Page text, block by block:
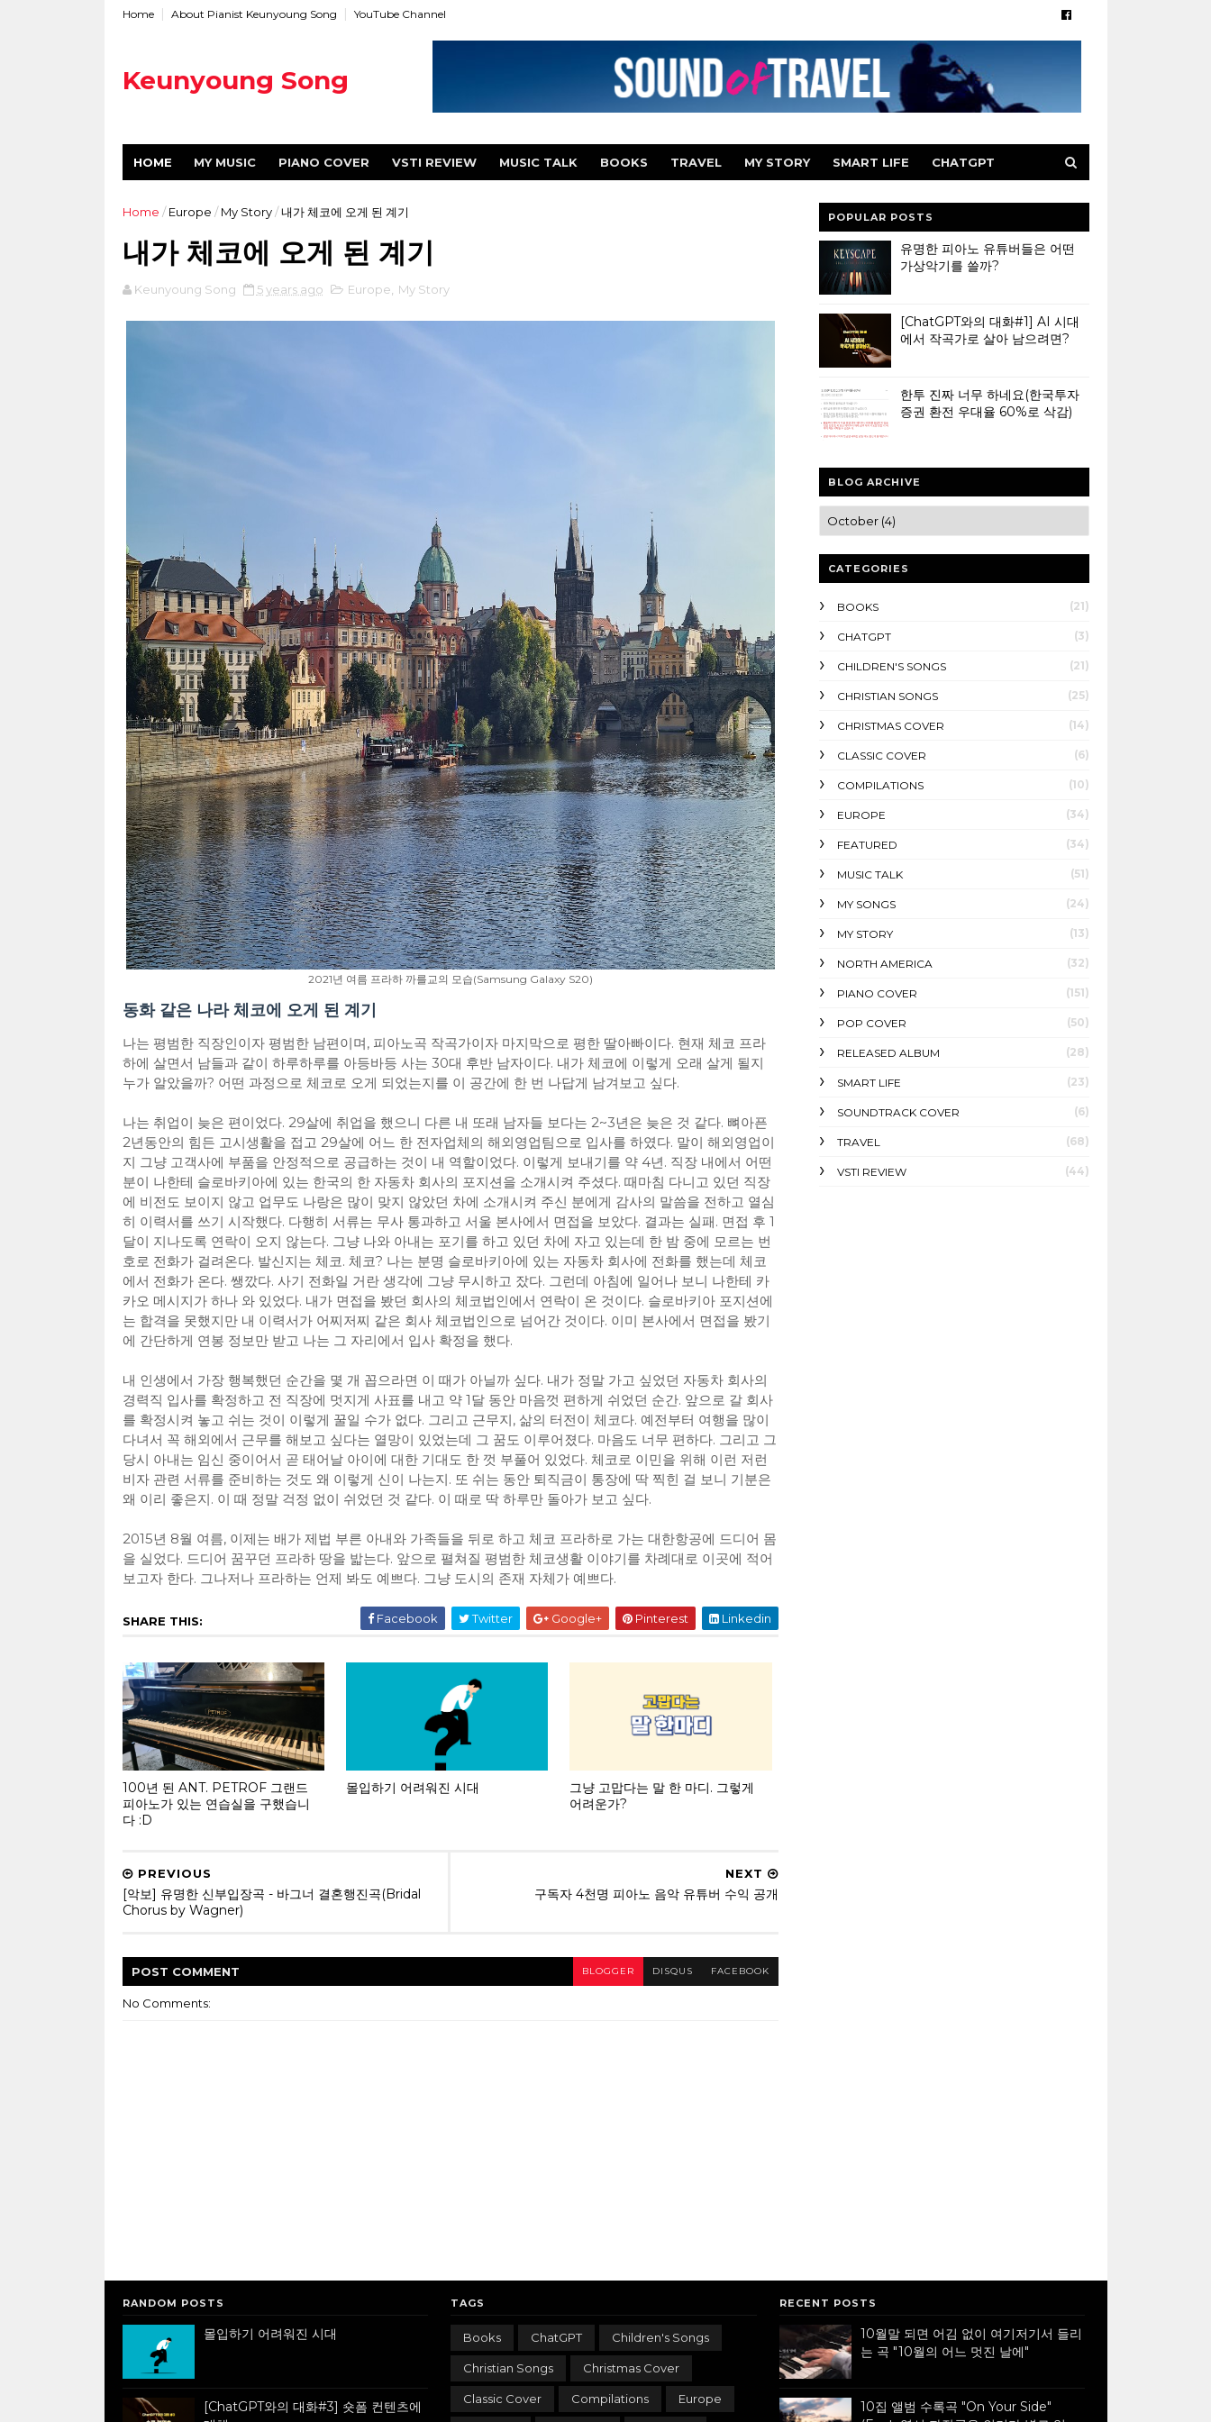
Home About Pianist Keunyoung Song YouTube Channel
Keunyoung Song
HOME MY MUSIC PIANO COVER VSTI REVIEW MUSIC TALK BOOKS TRAVEL MY STORY SMART LIFE CHATGPT
Home / Europe / My Story / 내가 체코에 오게 된 계기
내가 체코에 오게 된 계기
Keunyoung Song 5 years ago Europe My Story
2021년 여름 프라하 까를교의 모습(Samsung Galaxy S20)
동화 같은 나라 체코에 오게 된 계기
나는 평범한 직장인이자 평범한 남편이며, 피아노곡 작곡가이자 마지막으로 평한 딸아빠이다. 현재 체코 프라
하에 살면서 남들과 같이 하루하루를 아등바등 사는 30대 후반 남자이다. 내가 체코에 이렇게 오래 살게 될지
누가 알았을까? 어떤 과정으로 체코로 오게 되었는지를 이 공간에 한 번 나답게 남겨보고 싶다.
나는 취업이 늦은 편이었다. 29살에 취업을 했으니 다른 내 또래 남자들 보다는 2~3년은 늦은 것 같다. 뼈아픈
2년동안의 힘든 고시생활을 접고 29살에 어느 한 전자업체의 해외영업팀으로 입사를 하였다. 말이 해외영업이
지 그냥 고객사에 부품을 안정적으로 공급하는 것이 내 역할이었다. 이렇게 보내기를 약 4년. 직장 내에서 어떤
분이 나한테 슬로바키아에 있는 한국의 한 자동차 회사의 포지션을 소개시켜 주셨다. 때마침 다니고 있던 직장
에 비전도 보이지 않고 업무도 나랑은 많이 맞지 않았던 차에 소개시켜 주신 분에게 감사의 말씀을 전하고 열심
히 이력서를 쓰기 시작했다. 다행히 서류는 무사 통과하고 서울 본사에서 면접을 보았다. 결과는 실패. 면접 후 1
달이 지나도록 연락이 오지 않는다. 그냥 나와 아내는 포기를 하고 있던 차에 자고 있는데 한 밤 중에 모르는 번
호로 전화가 걸려온다. 발신지는 체코. 체코? 나는 분명 슬로바키아에 있는 자동차 회사에 전화를 했는데 체코
에서 전화가 온다. 쌩깠다. 사기 전화일 거란 생각에 그냥 무시하고 잤다. 그런데 아침에 일어나 보니 나한테 카
카오 메시지가 하나 와 있었다. 내가 면접을 봤던 회사의 체코법인에서 연락이 온 것이다. 슬로바키아 포지션에
는 합격을 못했지만 내 이력서가 어찌저찌 같은 회사 체코법인으로 넘어간 것이다. 이미 본사에서 면접을 봤기
에 간단하게 연봉 정보만 받고 나는 그 자리에서 입사 확정을 했다.
내 인생에서 가장 행복했던 순간을 몇 개 꼽으라면 이 때가 아닐까 싶다. 내가 정말 가고 싶었던 자동차 회사의
경력직 입사를 확정하고 전 직장에 멋지게 사표를 내고 약 1달 동안 마음껏 편하게 쉬었던 순간. 앞으로 갈 회사
를 확정시켜 놓고 쉬는 것이 이렇게 꿀일 수가 없다. 그리고 근무지, 삶의 터전이 체코다. 예전부터 여행을 많이
다녀서 꼭 해외에서 근무를 해보고 싶다는 열망이 있었는데 그 꿈도 이루어졌다. 마음도 너무 편하다. 그리고 그
당시 아내는 임신 중이어서 곧 태어날 아이에 대한 기대도 한 껏 부풀어 있었다. 체코로 이민을 위해 이런 저런
비자 관련 서류를 준비하는 것도 왜 이렇게 신이 나는지. 또 쉬는 동안 퇴직금이 통장에 딱 찍힌 걸 보니 기분은
왜 이리 좋은지. 이 때 정말 걱정 없이 쉬었던 것 같다. 이 때로 딱 하루만 돌아가 보고 싶다.
2015년 8월 여름, 이제는 배가 제법 부른 아내와 가족들을 뒤로 하고 체코 프라하로 가는 대한항공에 드디어 몸
을 실었다. 드디어 꿈꾸던 프라하 땅을 밟는다. 앞으로 펼쳐질 평범한 체코생활 이야기를 차례대로 이곳에 적어
보고자 한다. 그나저나 프라하는 언제 봐도 예쁘다. 그냥 도시의 존재 자체가 예쁘다.
SHARE THIS: Facebook Twitter Google+ Pinterest Linkedin
100년 된 ANT. PETROF 그랜드
피아노가 있는 연습실을 구했습니
다 :D
몰입하기 어려워진 시대
그냥 고맙다는 말 한 마디. 그렇게
어려운가?
NEXT
구독자 4천명 피아노 음악 유튜버 수익 공개
PREVIOUS
[악보] 유명한 신부입장곡 - 바그너 결혼행진곡(Bridal
Chorus by Wagner)
POST COMMENT BLOGGER DISQUS FACEBOOK
No Comments:
POPULAR POSTS
유명한 피아노 유튜버들은 어떤
가상악기를 쓸까?
[ChatGPT와의 대화#1] AI 시대
에서 작곡가로 살아 남으려면?
한투 진짜 너무 하네요(한국투자
증권 환전 우대율 60%로 삭감)
BLOG ARCHIVE
CATEGORIES
BOOKS (21)
CHATGPT (3)
CHILDREN'S SONGS (21)
CHRISTIAN SONGS (25)
CHRISTMAS COVER (14)
CLASSIC COVER (6)
COMPILATIONS (10)
EUROPE (34)
FEATURED (34)
MUSIC TALK (51)
MY SONGS (24)
MY STORY (13)
NORTH AMERICA (32)
PIANO COVER (151)
POP COVER (50)
RELEASED ALBUM (28)
SMART LIFE (23)
SOUNDTRACK COVER (6)
TRAVEL (68)
VSTI REVIEW (44)
RANDOM POSTS
몰입하기 어려워진 시대
[ChatGPT와의 대화#3] 숏폼 컨텐츠에
TAGS
Books ChatGPT Children's Songs
Christian Songs Christmas Cover
Classic Cover Compilations Europe
RECENT POSTS
10월말 되면 어김 없이 여기저기서 들리
는 곡 "10월의 어느 멋진 날에"
10집 앨범 수록곡 "On Your Side"